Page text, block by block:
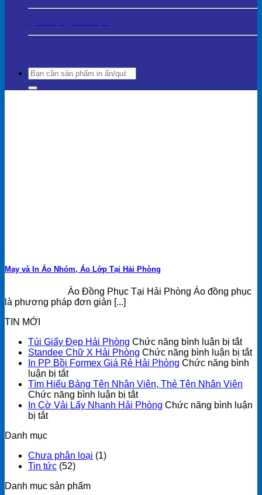
Search
for:
May và In Áo Nhóm, Áo Lớp Tại Hải Phòng
Áo Đồng Phục Tại Hải Phòng Áo đồng phục
là phương pháp đơn giản [...]
TIN MỚI
Túi Giấy Đẹp Hải Phòng Chức năng bình luận bị tắtở
Túi
Giấy
Hải
Standee Chữ X Hải Phòng Chức năng bình luận bị tắtở
In PP Bồi Formex Giá Rẻ Hải Phòng Chức năng bình
luận bị tắtở
In
PP
Bồi
Phòng
Tìm Hiểu Bảng Tên Nhân Viên, Thẻ Tên Nhân Viên
Chức năng bình luận bị tắtở
Tìm
In Cờ Vải Lấy Nhanh Hải Phòng Chức năng bình luận
bị tắtở
Lấy
Nhanh
Phòng
Danh mục
Chưa phân loại (1)
Tin tức (52)
Danh mục sản phẩm